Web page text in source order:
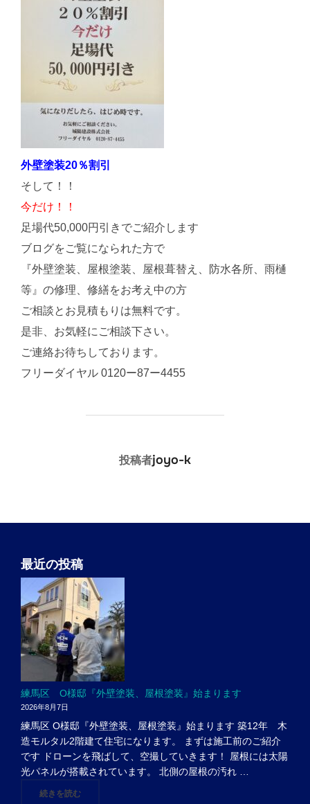
外壁塗装20％割引
そして！！
今だけ！！
足場代50,000円引きでご紹介します
ブログをご覧になられた方で
『外壁塗装、屋根塗装、屋根葺替え、防水各所、雨樋
等』の修理、修繕をお考え中の方
ご相談とお見積もりは無料です。
是非、お気軽にご相談下さい。
ご連絡お待ちしております。
フリーダイヤル 0120ー87ー4455
投稿者
投稿者joyo-k
最近の投稿
練馬区 O様邸『外壁塗装、屋根塗装』始まります
2026年8月7日
練馬区 O様邸『外壁塗装、屋根塗装』始まります 築12年 木
造モルタル2階建て住宅になります。 まずは施工前のご紹介
です ドローンを飛ばして、空撮していきます！ 屋根には太陽
光パネルが搭載されています。 北側の屋根の汚れ …
続きを読む"練馬区 O様邸『外壁塗装、屋根塗装』始まります"